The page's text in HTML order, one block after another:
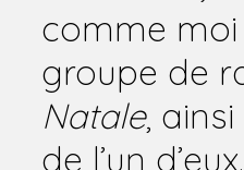
comme
groupe de
Natale,
de l’un